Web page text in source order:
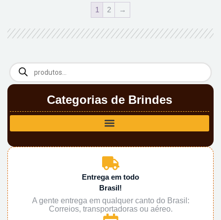
Categorias de Brindes
Entrega em todo
Brasil!
A gente entrega em qualquer canto do Brasil:
Correios, transportadoras ou aéreo.
1 2 →